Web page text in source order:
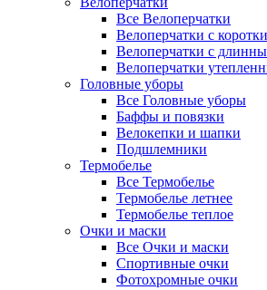
Все Велоперчатки
Велоперчатки с
Велоперчатки с
Велоперчатки
Головные уборы
Все Головные уборы
Баффы и повязки
Велокепки и шапки
Подшлемники
Термобелье
Все Термобелье
Термобелье летнее
Термобелье теплое
Очки и маски
Все Очки и маски
Спортивные очки
Фотохромные очки